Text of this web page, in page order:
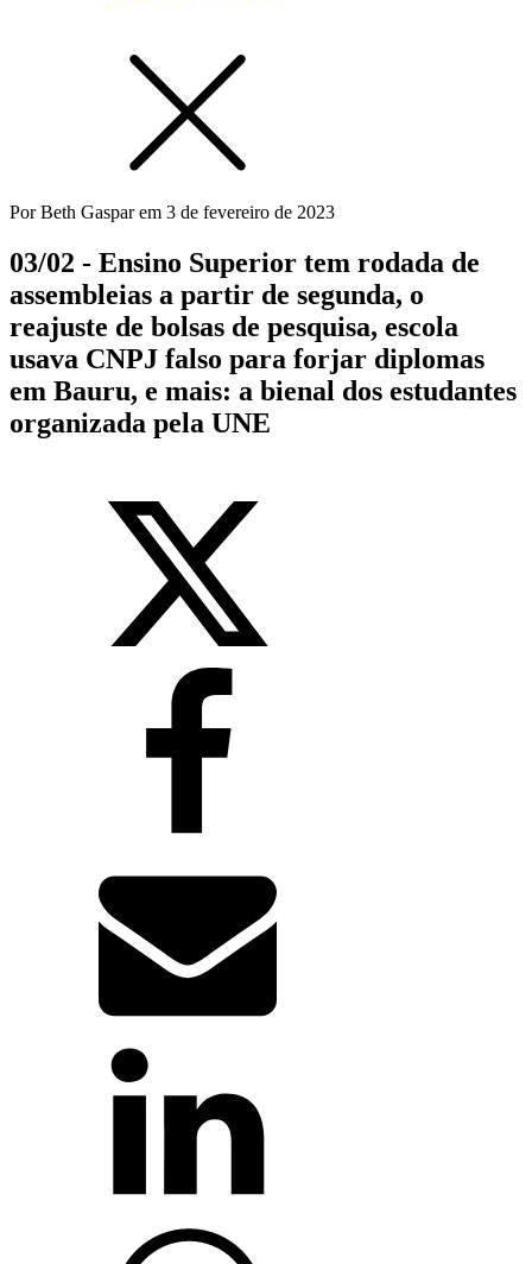
PorBeth Gasparem 3 de fevereiro de 2023
03/02 - Ensino Superior tem rodada de
assembleias a partir de segunda, o
reajuste de bolsas de pesquisa, escola
usava CNPJ falso para forjar diplomas
em Bauru, e mais: a bienal dos estudantes
organizada pela UNE